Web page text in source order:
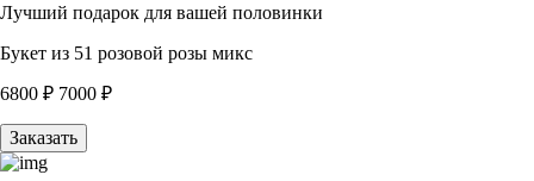
Лучший подарок для вашей половинки
Букет из 51 розовой розы микс
6800 ₽ 7000 ₽
Заказать